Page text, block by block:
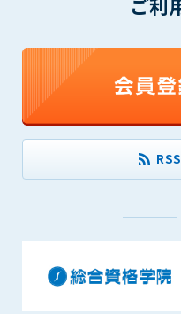
ご利
(10) 建設資料館から知り得
に第三者に提供するこ
第7条（登録内容の削除）
管理者は、会員が登録した
恐れのあるものは、会員の
(1) 登録されている情報が
と管理者が、判断した
(3) 広告掲載料金の支払が遅
第8条（サービスの変更・中
管理者は、会員の承諾なく
廃止を含み)し、本サービ